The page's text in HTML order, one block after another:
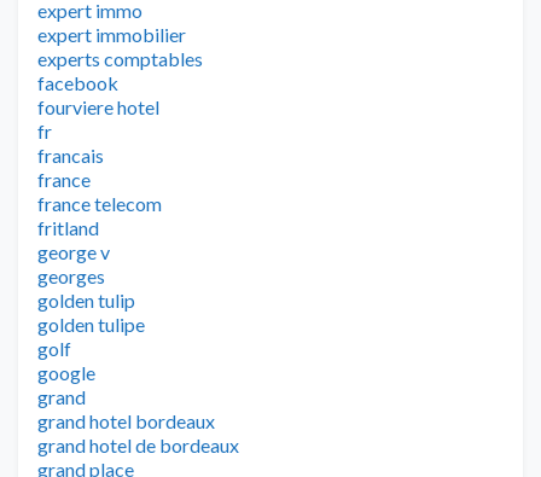
expert immo
expert immobilier
experts comptables
facebook
fourviere hotel
fr
francais
france
france telecom
fritland
george v
georges
golden tulip
golden tulipe
golf
google
grand
grand hotel bordeaux
grand hotel de bordeaux
grand place